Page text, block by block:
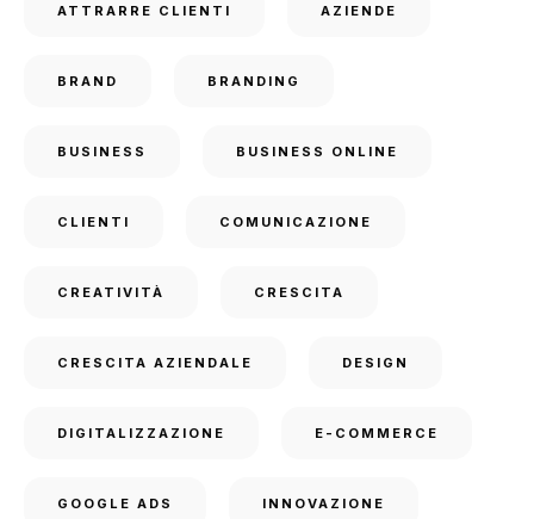
ATTRARRE CLIENTI AZIENDE
BRAND BRANDING
BUSINESS BUSINESS ONLINE
CLIENTI COMUNICAZIONE
CREATIVITÀ CRESCITA
CRESCITA AZIENDALE DESIGN
DIGITALIZZAZIONE E-COMMERCE
GOOGLE ADS INNOVAZIONE